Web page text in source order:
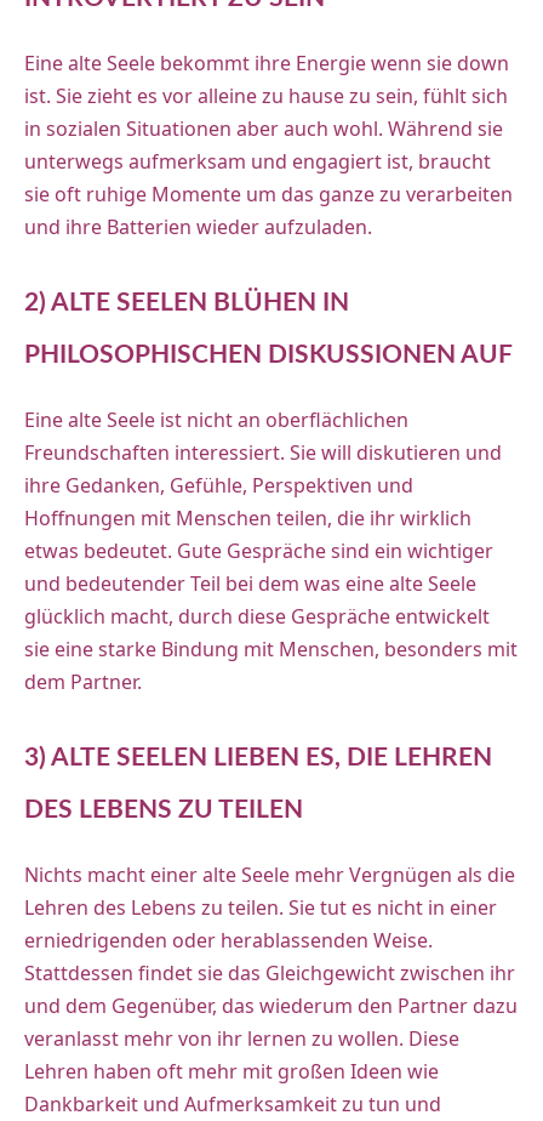
Eine alte Seele bekommt ihre Energie wenn sie down
ist. Sie zieht es vor alleine zu hause zu sein, fühlt sich
in sozialen Situationen aber auch wohl. Während sie
unterwegs aufmerksam und engagiert ist, braucht
sie oft ruhige Momente um das ganze zu verarbeiten
und ihre Batterien wieder aufzuladen.
2) ALTE SEELEN BLÜHEN IN
PHILOSOPHISCHEN DISKUSSIONEN AUF
Eine alte Seele ist nicht an oberflächlichen
Freundschaften interessiert. Sie will diskutieren und
ihre Gedanken, Gefühle, Perspektiven und
Hoffnungen mit Menschen teilen, die ihr wirklich
etwas bedeutet. Gute Gespräche sind ein wichtiger
und bedeutender Teil bei dem was eine alte Seele
glücklich macht, durch diese Gespräche entwickelt
sie eine starke Bindung mit Menschen, besonders mit
dem Partner.
3) ALTE SEELEN LIEBEN ES, DIE LEHREN
DES LEBENS ZU TEILEN
Nichts macht einer alte Seele mehr Vergnügen als die
Lehren des Lebens zu teilen. Sie tut es nicht in einer
erniedrigenden oder herablassenden Weise.
Stattdessen findet sie das Gleichgewicht zwischen ihr
und dem Gegenüber, das wiederum den Partner dazu
veranlasst mehr von ihr lernen zu wollen. Diese
Lehren haben oft mehr mit großen Ideen wie
Dankbarkeit und Aufmerksamkeit zu tun und